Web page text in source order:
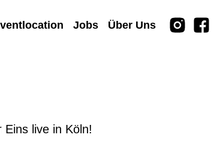
Jobs Über Uns
live in Köln!